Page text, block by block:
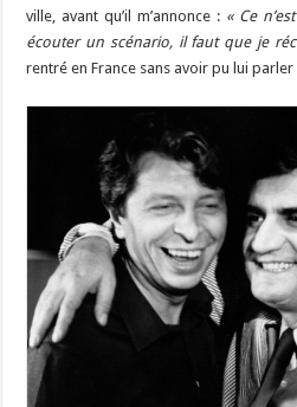
ville, avant qu’il m’annonce : « Ce
écouter un scénario, il faut que je
rentré en France sans avoir pu lui